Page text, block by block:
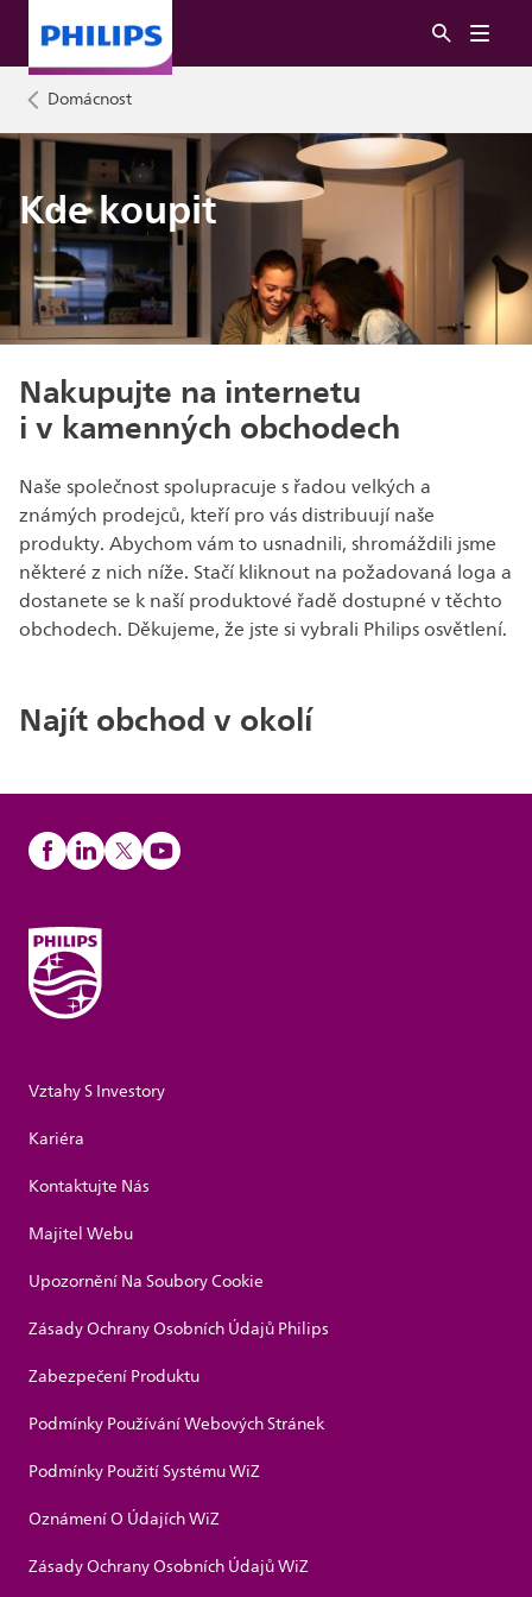
Domácnost
Kde koupit
Nakupujte na internetu
i v kamenných obchodech
Naše společnost spolupracuje s řadou velkých a
známých prodejců, kteří pro vás distribuují naše
produkty. Abychom vám to usnadnili, shromáždili jsme
některé z nich níže. Stačí kliknout na požadovaná loga a
dostanete se k naší produktové řadě dostupné v těchto
obchodech. Děkujeme, že jste si vybrali Philips osvětlení.
Najít obchod v okolí
Vztahy S Investory
Kariéra
Kontaktujte Nás
Majitel Webu
Upozornění Na Soubory Cookie
Zásady Ochrany Osobních Údajů Philips
Zabezpečení Produktu
Podmínky Používání Webových Stránek
Podmínky Použití Systému WiZ
Oznámení O Údajích WiZ
Zásady Ochrany Osobních Údajů WiZ